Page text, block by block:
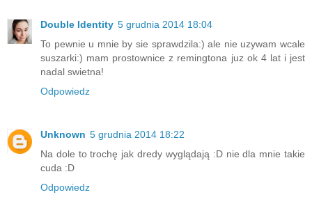
Double Identity 5 grudnia 2014 18:04
To pewnie u mnie by sie sprawdzila:) ale nie uzywam wcale
suszarki:) mam prostownice z remingtona juz ok 4 lat i jest
nadal swietna!
Odpowiedz
Unknown 5 grudnia 2014 18:22
Na dole to trochę jak dredy wyglądają :D nie dla mnie takie
cuda :D
Odpowiedz